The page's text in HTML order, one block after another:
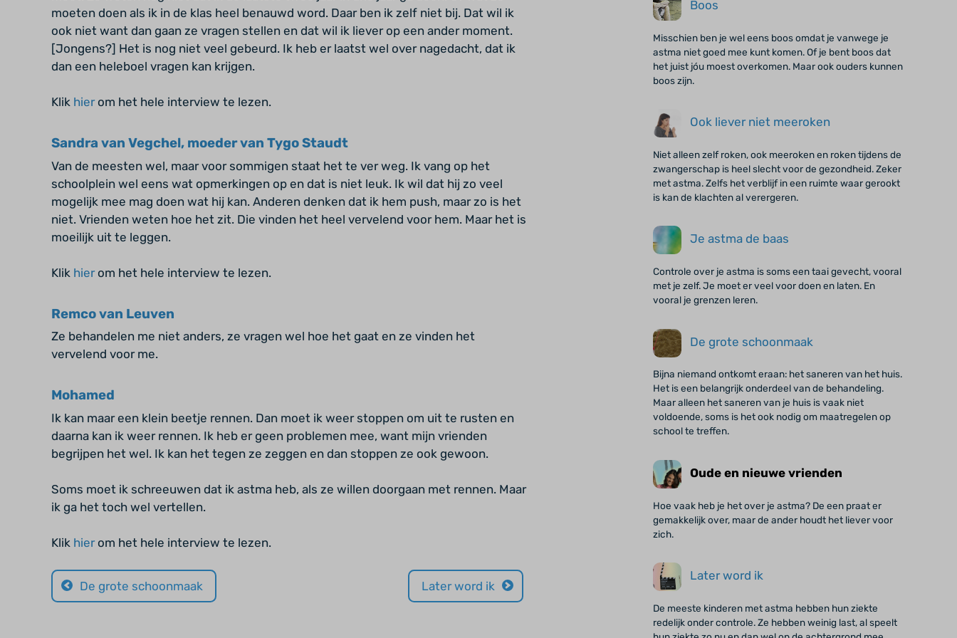
moeten doen als ik in de klas heel benauwd word. Daar ben ik zelf niet bij. Dat wil ik
ook niet want dan gaan ze vragen stellen en dat wil ik liever op een ander moment.
[Jongens?] Het is nog niet veel gebeurd. Ik heb er laatst wel over nagedacht, dat ik
dan een heleboel vragen kan krijgen.
Klik hierom het hele interview te lezen.
Sandra van Vegchel, moeder van Tygo Staudt
Van de meesten wel, maar voor sommigen staat het te ver weg. Ik vang op het
schoolplein wel eens wat opmerkingen op en dat is niet leuk. Ik wil dat hij zo veel
mogelijk mee mag doen wat hij kan. Anderen denken dat ik hem push, maar zo is het
niet. Vrienden weten hoe het zit. Die vinden het heel vervelend voor hem. Maar het is
moeilijk uit te leggen.
Klik hierom het hele interview te lezen.
Remco van Leuven
Ze behandelen me niet anders, ze vragen wel hoe het gaat en ze vinden het
vervelend voor me.
Mohamed
Ik kan maar een klein beetje rennen. Dan moet ik weer stoppen om uit te rusten en
daarna kan ik weer rennen. Ik heb er geen problemen mee, want mijn vrienden
begrijpen het wel. Ik kan het tegen ze zeggen en dan stoppen ze ook gewoon.
Soms moet ik schreeuwen dat ik astma heb, als ze willen doorgaan met rennen. Maar
ik ga het toch wel vertellen.
Klik hierom het hele interview te lezen.
De grote schoonmaak Later word ik
Boos
Misschien ben je wel eens boos omdat je vanwege je
astma niet goed mee kunt komen. Of je bent boos dat
het juist jóu moest overkomen. Maar ook ouders kunnen
boos zijn.
Ook liever niet meeroken
Niet alleen zelf roken, ook meeroken en roken tijdens de
zwangerschap is heel slecht voor de gezondheid. Zeker
met astma. Zelfs het verblijf in een ruimte waar gerookt
is kan de klachten al verergeren.
Je astma de baas
Controle over je astma is soms een taai gevecht, vooral
met je zelf. Je moet er veel voor doen en laten. En
vooral je grenzen leren.
De grote schoonmaak
Bijna niemand ontkomt eraan: het saneren van het huis.
Het is een belangrijk onderdeel van de behandeling.
Maar alleen het saneren van je huis is vaak niet
voldoende, soms is het ook nodig om maatregelen op
school te treffen.
Oude en nieuwe vrienden
Hoe vaak heb je het over je astma? De een praat er
gemakkelijk over, maar de ander houdt het liever voor
zich.
Later word ik
De meeste kinderen met astma hebben hun ziekte
redelijk onder controle. Ze hebben weinig last, al speelt